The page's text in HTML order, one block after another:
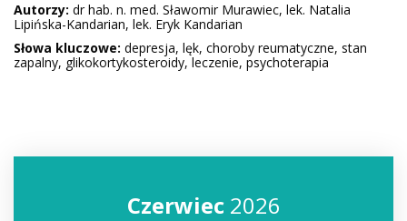
Autorzy: dr hab. n. med. Sławomir Murawiec, lek. Natalia
Lipińska-Kandarian, lek. Eryk Kandarian
Słowa kluczowe: depresja, lęk, choroby reumatyczne, stan
zapalny, glikokortykosteroidy, leczenie, psychoterapia
Czerwiec2026